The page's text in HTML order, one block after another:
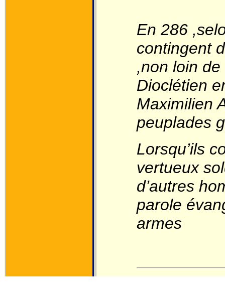
En 286
contingent
,non loin de
Dioclétien
Maximilien
peuplades
Lorsqu’ils
vertueux
d’autres
parole
armes